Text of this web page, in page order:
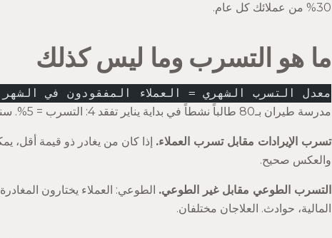
30% من عملائك كل عام.
ما هو التسرب وما ليس كذلك
معدل التسرب الشهري = العملاء المفقودون في
مدرسة طيران بـ80 طالباً نشطاً في بداية يناير تفقد 4: التسرب = 5%. سنوياً: ~46% من قاعدة الطلاب لا تبقى طوال العام الكامل.
تسرب الإيرادات مقابل تسرب العملاء. إذا كان من يغادر ذو قيمة أقل،
والعكس صحيح.
التسرب الطوعي مقابل غير الطوعي. الطوعي: العملاء يختارون
المالية، حوادث. العلاجان مختلفان.